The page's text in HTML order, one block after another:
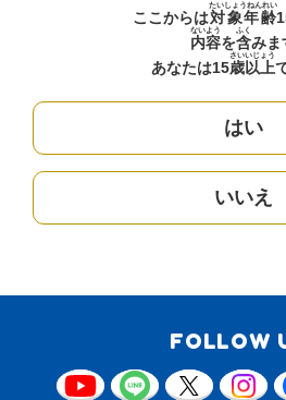
ここからは対象年齢
たいしょうねんれい
内容
ないよう
を含
ふく
みま
あなたは15歳
さい
以上
いじょう
はい
いいえ
FOLLOW